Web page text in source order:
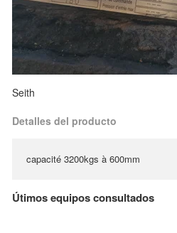
Seith
Detalles del producto
capacité 3200kgs à 600mm
Útimos equipos consultados